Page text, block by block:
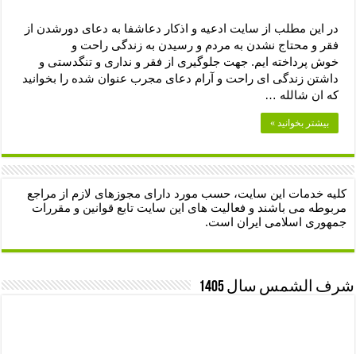
در این مطلب از سایت ادعیه و اذکار دعاشفا به دعای دورشدن از
فقر و محتاج نشدن به مردم و رسیدن به زندگی راحت و
خوش پرداخته ایم. جهت جلوگیری از فقر و نداری و تنگدستی و
داشتن زندگی ای راحت و آرام دعای مجرب عنوان شده را بخوانید
که ان شالله …
بیشتر بخوانید »
کلیه خدمات این سایت، حسب مورد دارای مجوزهای لازم از مراجع
مربوطه می باشند و فعالیت های این سایت تابع قوانین و مقررات
جمهوری اسلامی ایران است.
شرف الشمس سال 1405